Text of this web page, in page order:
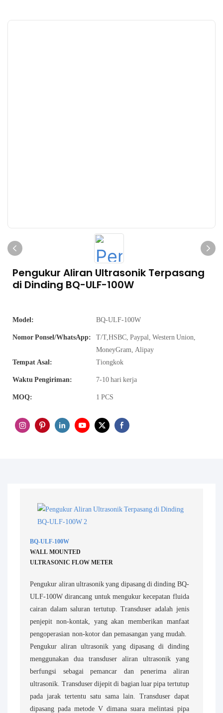
Pengukur Aliran Ultrasonik Terpasang
di Dinding BQ-ULF-100W
Model: BQ-ULF-100W
Nomor Ponsel/WhatsApp:
T/T,HSBC, Paypal, Western Union,
MoneyGram, Alipay
Tempat Asal:
Tiongkok
Waktu Pengiriman: 7-10 hari kerja
MOQ: 1 PCS
BQ-ULF-100W
WALL MOUNTED
ULTRASONIC FLOW METER
Pengukur aliran ultrasonik yang dipasang di dinding BQ-
ULF-100W dirancang untuk mengukur kecepatan fluida
cairan dalam saluran tertutup. Transduser adalah jenis
penjepit non-kontak, yang akan memberikan manfaat
pengoperasian non-kotor dan pemasangan yang mudah. ​​
Pengukur aliran ultrasonik yang dipasang di dinding
menggunakan dua transduser aliran ultrasonik yang
berfungsi sebagai pemancar dan penerima aliran
ultrasonik. Transduser dijepit di bagian luar pipa tertutup
pada jarak tertentu satu sama lain. Transduser dapat
dipasang pada metode V dimana suara melintasi pipa